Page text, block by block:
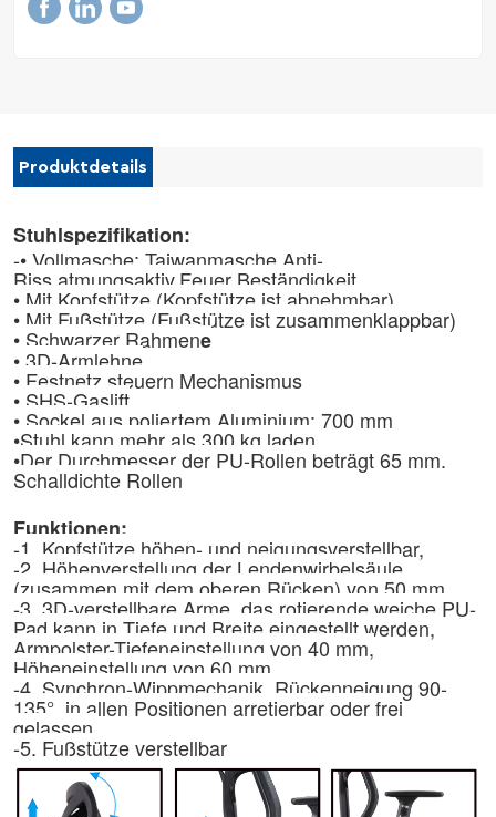
Produktdetails
Stuhlspezifikation:
-• Vollmasche: Taiwanmasche, Anti-
Riss .atmungsaktiv,Feuer Beständigkeit
• Mit Kopfstütze (Kopfstütze ist abnehmbar)
• Mit Fußstütze (Fußstütze ist zusammenklappbar)
• Schwarzer Rahmene
• 3D-Armlehne
• Festnetz steuern Mechanismus
• SHS-Gaslift
• Sockel aus poliertem Aluminium: 700 mm
•Stuhl kann mehr als 300 kg laden
•Der Durchmesser der PU-Rollen beträgt 65 mm.
Schalldichte Rollen
Funktionen:
-1. Kopfstütze höhen- und neigungsverstellbar,
-2. Höhenverstellung der Lendenwirbelsäule
(zusammen mit dem oberen Rücken) von 50 mm
-3. 3D-verstellbare Arme, das rotierende weiche PU-
Pad kann in Tiefe und Breite eingestellt werden,
Armpolster-Tiefeneinstellung von 40 mm,
Höheneinstellung von 60 mm
-4. Synchron-Wippmechanik, Rückenneigung 90-
135°, in allen Positionen arretierbar oder frei
gelassen.
-5. Fußstütze verstellbar